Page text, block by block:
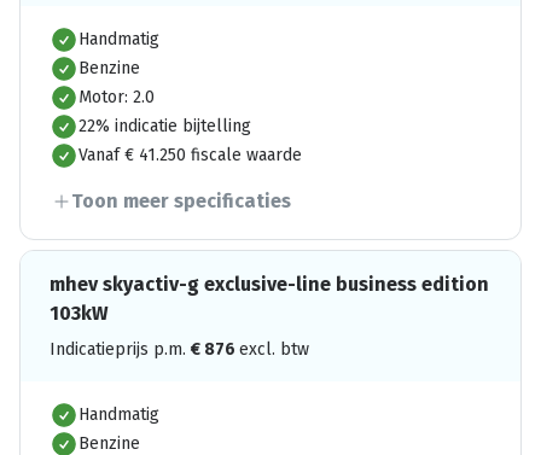
Handmatig
Benzine
Motor: 2.0
22% indicatie bijtelling
Vanaf € 41.250 fiscale waarde
Toon meer specificaties
mhev skyactiv-g exclusive-line business edition
103kW
Indicatieprijs p.m. € 876 excl. btw
Handmatig
Benzine